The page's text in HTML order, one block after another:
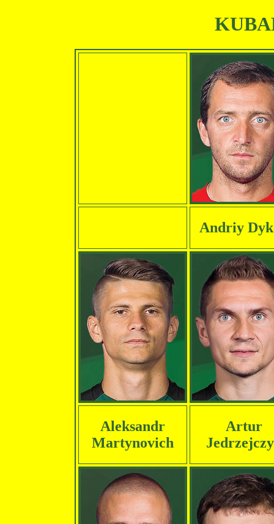
Andriy
Aleksandr
Martynovich
Artur